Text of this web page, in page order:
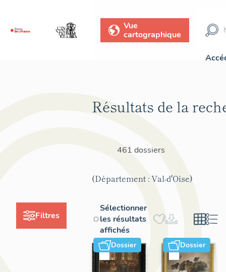
Vue
cartographique
Filtres
Résultats de la
461 dossiers
(Département : Val-d'Oise)
Sélectionner
les résultats
affichés
Dossier Dossier